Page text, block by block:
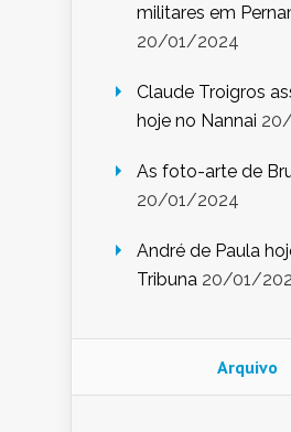
militares em
20/01/2024
Claude Troigros
hoje no Nannai
As foto-arte de
20/01/2024
André de Paula
Tribuna 20/01/
Arquivo